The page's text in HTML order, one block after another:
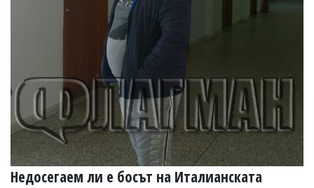
Недосегаем ли е босът на Италианската